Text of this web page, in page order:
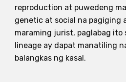
reproduction at puwedeng
genetic at social na pagiging
maraming jurist, paglabag ito
lineage ay dapat manatiling
balangkas ng kasal.